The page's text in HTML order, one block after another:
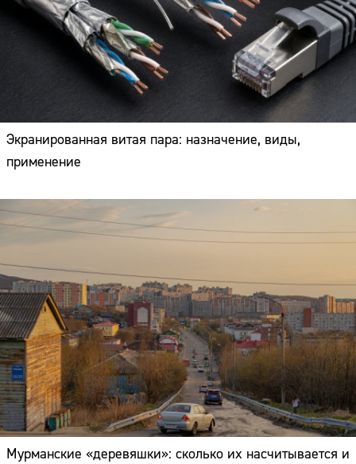
Экранированная витая пара: назначение, виды,
применение
Мурманские «деревяшки»: сколько их насчитывается и